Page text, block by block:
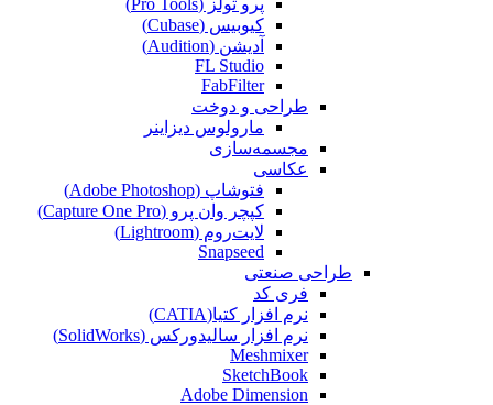
کیوبیس (Cubase‎)
آدیشن (Audition)
FL Studio
FabFilter
طراحی و دوخت
مارولوس دیزاینر
مجسمه‌سازی‌
عکاسی
فتوشاپ (Adobe Photoshop)
کپچر وان پرو (Capture One Pro)
لایت‌روم (Lightroom)
Snapseed
طراحی صنعتی
فری کد
نرم افزار کتیا(CATIA)
نرم افزار سالیدورکس (SolidWorks)
Meshmixer
SketchBook
Adobe Dimension